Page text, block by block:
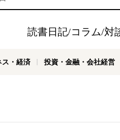
読書日記/コラム/対
ス・経済 投資・金融・会社経営